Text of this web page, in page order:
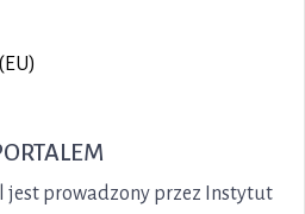
jest prowadzony przez Instytut